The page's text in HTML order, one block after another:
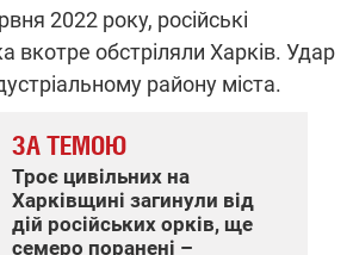
2022 року, російські
вкотре обстріляли Харків. Удар
району міста.
ЗА ТЕМОЮ
Троє цивільних на
Харківщині загинули від
дій російських орків, ще
семеро поранені –